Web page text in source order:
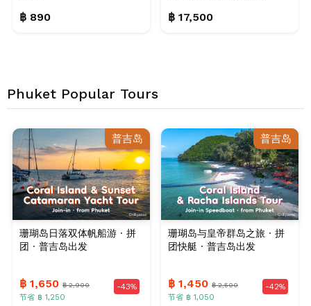
฿ 890 ฿ 17,500
Phuket Popular Tours
普吉岛
珊瑚岛日落双体帆船游 · 拼
团 · 普吉岛出发
฿ 1,650 ฿ 2,900
节省 ฿ 1,250
-43%
普吉岛
珊瑚岛与皇帝群岛之旅 · 拼
团快艇 · 普吉岛出发
฿ 1,450 ฿ 2,500
节省 ฿ 1,050
-42%